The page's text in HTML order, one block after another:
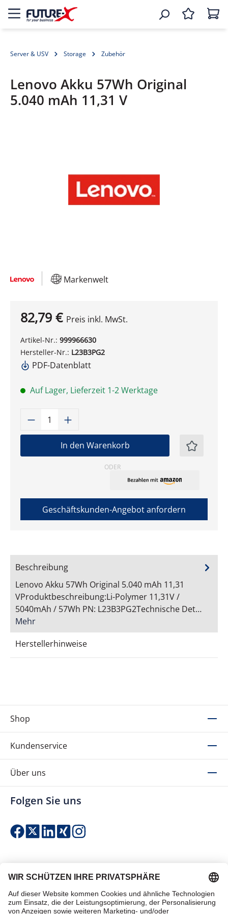
Server & USV Storage Zubehör
Lenovo Akku 57Wh Original
5.040 mAh 11,31 V
Markenwelt
82,79 € Preis inkl. MwSt.
Artikel-Nr.: 999966630
Hersteller-Nr.: L23B3PG2
PDF-Datenblatt
Auf Lager, Lieferzeit 1-2 Werktage
Produkt Anzahl: Gib den
In den Warenkorb
ODER
Geschäftskunden-Angebot anfordern
Beschreibung
Lenovo Akku 57Wh Original 5.040 mAh 11,31
VProduktbeschreibung:Li-Polymer 11,31V /
5040mAh / 57Wh PN: L23B3PG2Technische Det…
Mehr
Herstellerhinweise
Shop
Kundenservice
Über uns
Folgen Sie uns
Einfach & sicher bezahlen